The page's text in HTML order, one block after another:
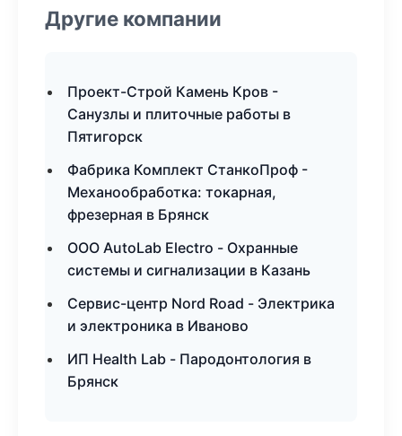
Другие компании
Проект-Строй Камень Кров -
Санузлы и плиточные работы в
Пятигорск
Фабрика Комплект СтанкоПроф -
Механообработка: токарная,
фрезерная в Брянск
ООО AutoLab Electro - Охранные
системы и сигнализации в Казань
Сервис-центр Nord Road - Электрика
и электроника в Иваново
ИП Health Lab - Пародонтология в
Брянск